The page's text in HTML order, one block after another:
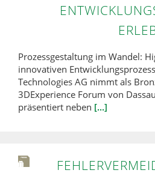
Prozessgestaltung im Wandel:
innovativen
Technologies AG nimmt als
3DExperience Forum von
präsentiert neben [...]